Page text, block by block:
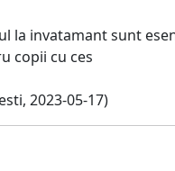
la invatamant sunt
copii cu ces
2023-05-17)